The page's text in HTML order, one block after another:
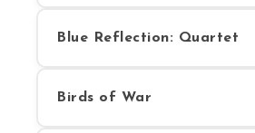
Blue Reflection: Quartet
Birds of War